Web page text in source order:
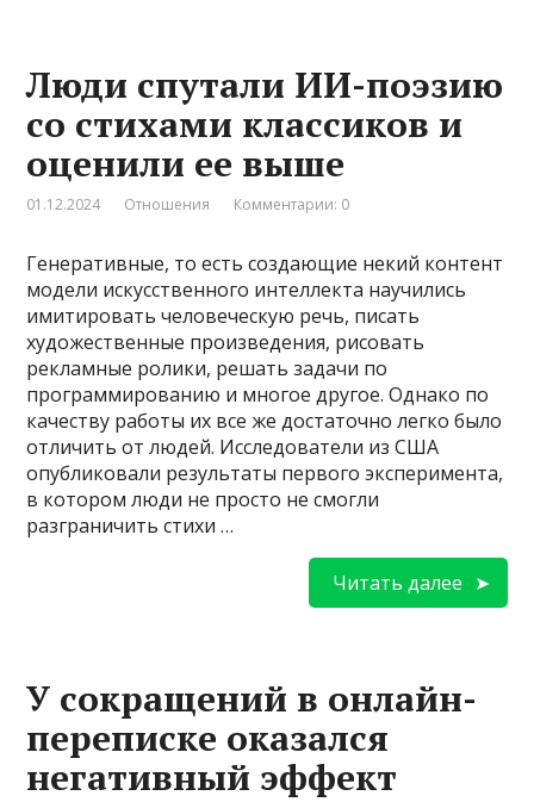
Люди спутали ИИ-поэзию
со стихами классиков и
оценили ее выше
01.12.2024 Отношения Комментарии: 0
Генеративные, то есть создающие некий контент
модели искусственного интеллекта научились
имитировать человеческую речь, писать
художественные произведения, рисовать
рекламные ролики, решать задачи по
программированию и многое другое. Однако по
качеству работы их все же достаточно легко было
отличить от людей. Исследователи из США
опубликовали результаты первого эксперимента,
в котором люди не просто не смогли
разграничить стихи …
Читать далее
У сокращений в онлайн-
переписке оказался
негативный эффект